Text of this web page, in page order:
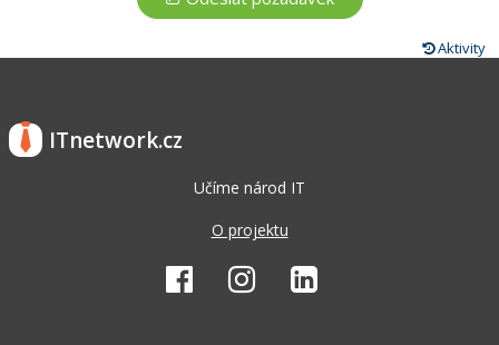
Aktivity
ITnetwork.cz
Učíme národ IT
O projektu